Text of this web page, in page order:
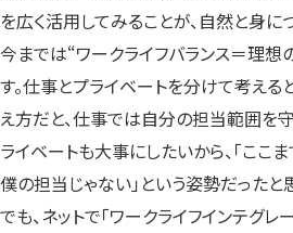
を広く活用してみることが、自然と身に
今までは“ワークライフバランス＝理想
す。仕事とプライベートを分けて考える
え方だと、仕事では自分の担当範囲を
ライベートも大事にしたいから、「ここ
僕の担当じゃない」という姿勢だったと
でも、ネットで「ワークライフインテグレ